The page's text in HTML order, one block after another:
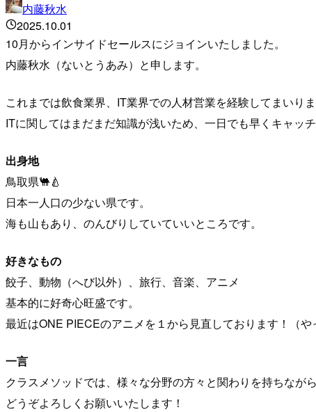
内藤秋水
2025.10.01
10月からインサイドセールスにジョインいたしました。
内藤秋水（ないとうあみ）と申します。
これまでは飲食業界、IT業界での人材営業を経験してまいりま
ITに関してはまだまだ知識が浅いため、一日でも早くキャッ
出身地
鳥取県🐫🍐
日本一人口の少ない県です。
海も山もあり、のんびりしていていいところです。
好きなもの
餃子、動物（へび以外）、旅行、音楽、アニメ
基本的に好奇心旺盛です。
最近はONE PIECEのアニメを１から見直しております！（や
一言
クラスメソッドでは、様々な分野の方々と関わりを持ちな
どうぞよろしくお願いいたします！